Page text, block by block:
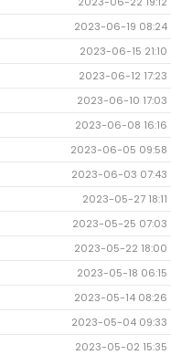
2023-06-19 08:24
2023-06-15 21:10
2023-06-12 17:23
2023-06-10 17:03
2023-06-08 16:16
2023-06-05 09:58
2023-06-03 07:43
2023-05-27 18:11
2023-05-25 07:03
2023-05-22 18:00
2023-05-18 06:15
2023-05-14 08:26
2023-05-04 09:33
2023-05-02 15:35